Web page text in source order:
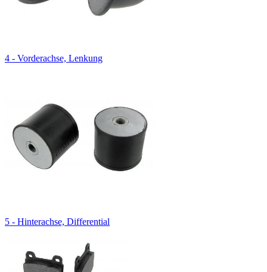
4 - Vorderachse, Lenkung
5 - Hinterachse, Differential